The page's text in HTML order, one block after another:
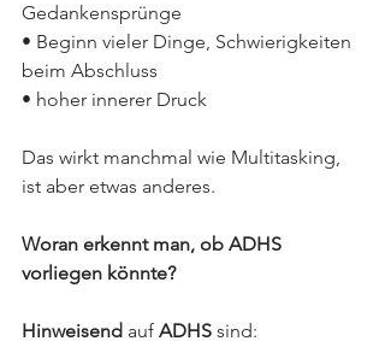
Gedankensprünge
• Beginn vieler Dinge, Schwierigkeiten
beim Abschluss
• hoher innerer Druck
Das wirkt manchmal wie Multitasking,
ist aber etwas anderes.
Woran erkennt man, ob ADHS
vorliegen könnte?
Hinweisend auf ADHS sind: